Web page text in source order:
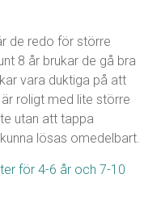
de redo för större
8 år brukar de gå bra
vara duktiga på att
roligt med lite större
utan att tappa
lösas omedelbart.
för 4-6 år och 7-10